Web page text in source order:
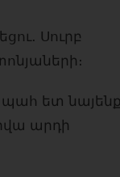
Սուրբ
պահ ետ
արդի